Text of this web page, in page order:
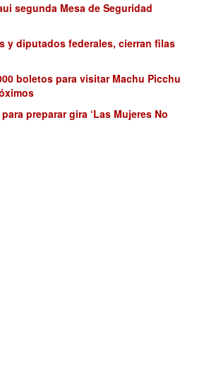
segunda Mesa de Seguridad
y diputados federales, cierran filas
boletos para visitar Machu Picchu
preparar gira ‘Las Mujeres No